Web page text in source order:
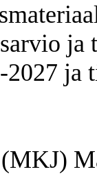
ja
2027 ja
(MKJ)